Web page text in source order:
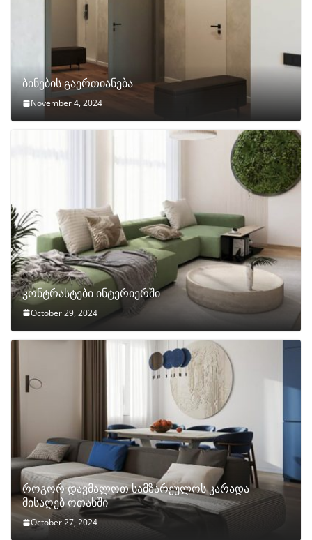
ბინების გაერთიანება
November 4, 2024
კონტრასტები ინტერიერში
October 29, 2024
როგორ დავმალოთ სამზარეულოს კარადა
მისაღებ ოთახში
October 27, 2024